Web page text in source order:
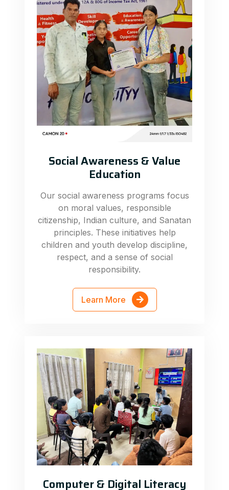
Social Awareness & Value
Education
Our social awareness programs focus
on moral values, responsible
citizenship, Indian culture, and Sanatan
principles. These initiatives help
children and youth develop discipline,
respect, and a sense of social
responsibility.
Learn More
Computer & Digital Literacy